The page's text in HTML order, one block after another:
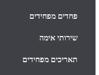
פחדים מפחידים
שירותי אימה
תאריכים מפחידים